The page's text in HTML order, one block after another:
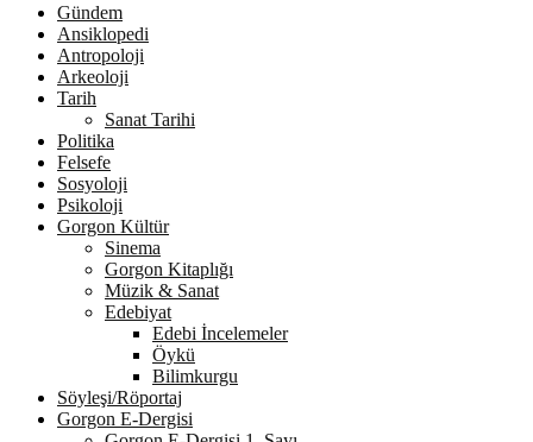
Gündem
Ansiklopedi
Antropoloji
Arkeoloji
Tarih
Sanat Tarihi
Politika
Felsefe
Sosyoloji
Psikoloji
Gorgon Kültür
Sinema
Gorgon Kitaplığı
Müzik & Sanat
Edebiyat
Edebi İncelemeler
Öykü
Bilimkurgu
Söyleşi/Röportaj
Gorgon E-Dergisi